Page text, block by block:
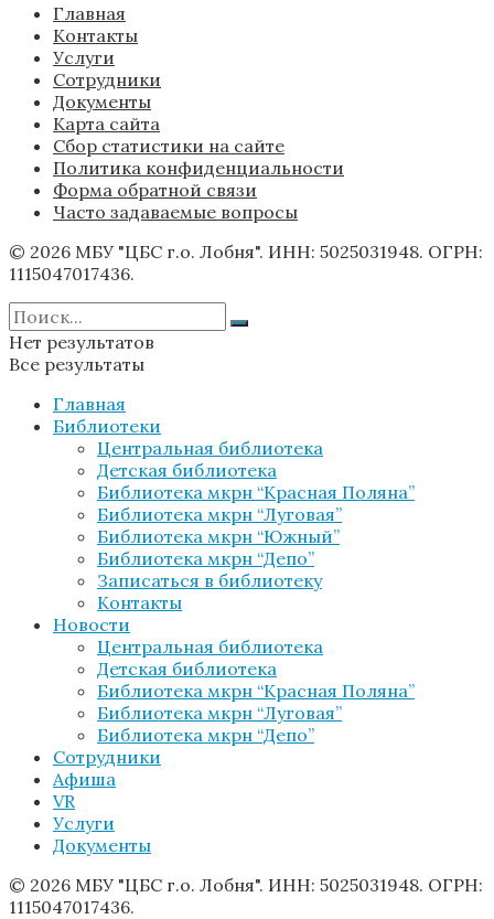
Главная
Контакты
Услуги
Сотрудники
Документы
Карта сайта
Сбор статистики на сайте
Политика конфиденциальности
Форма обратной связи
Часто задаваемые вопросы
© 2026 МБУ "ЦБС г.о. Лобня". ИНН: 5025031948. ОГРН:
1115047017436.
Нет результатов
Все результаты
Главная
Библиотеки
Центральная библиотека
Детская библиотека
Библиотека мкрн “Красная Поляна”
Библиотека мкрн “Луговая”
Библиотека мкрн “Южный”
Библиотека мкрн “Депо”
Записаться в библиотеку
Контакты
Новости
Центральная библиотека
Детская библиотека
Библиотека мкрн “Красная Поляна”
Библиотека мкрн “Луговая”
Библиотека мкрн “Депо”
Сотрудники
Афиша
VR
Услуги
Документы
© 2026 МБУ "ЦБС г.о. Лобня". ИНН: 5025031948. ОГРН:
1115047017436.